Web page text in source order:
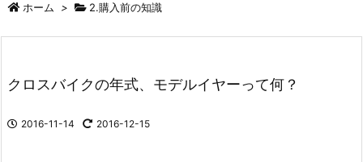
ホーム > 2.購入前の知識
クロスバイクの年式、モデルイヤーって何？
2016-11-14 2016-12-15